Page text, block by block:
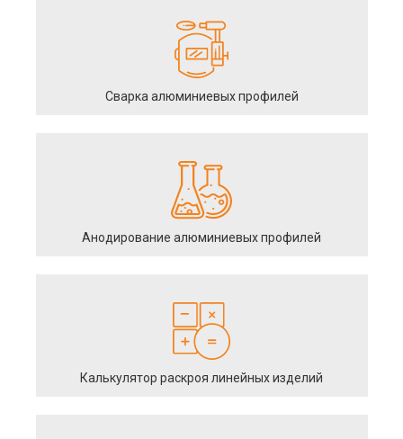
Сварка алюминиевых профилей
Анодирование алюминиевых профилей
Калькулятор раскроя линейных изделий